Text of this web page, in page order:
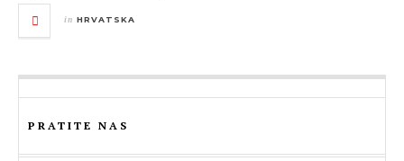
in HRVATSKA
PRATITE NAS